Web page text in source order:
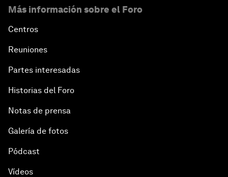
Más información sobre el Foro
Centros
Reuniones
Partes interesadas
Historias del Foro
Notas de prensa
Galería de fotos
Pódcast
Vídeos